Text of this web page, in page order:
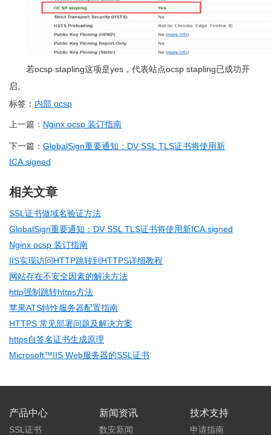
若ocsp stapling这项是yes，代表站点ocsp stapling已成功开
启。
标签： 内部 ocsp
上一篇： Nginx ocsp 装订指南
下一篇： GlobalSign重要通知：DV SSL TLS证书将使用新
ICA.signed
相关文章
SSL证书做域名验证方法
GlobalSign重要通知：DV SSL TLS证书将使用新ICA.signed
Nginx ocsp 装订指南
IIS实现访问HTTP跳转到HTTPS详细教程
网站存在不安全因素的解决方法
http强制跳转https方法
苹果ATS特性服务器配置指南
HTTPS 常见部署问题及解决方案
https自签名证书生成原理
Microsoft™IIS Web服务器的SSL证书
产品中心
SSL证书
新闻资讯
数安新闻
技术支持
申请指南